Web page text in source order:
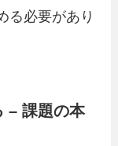
る必要があり
– 課題の本